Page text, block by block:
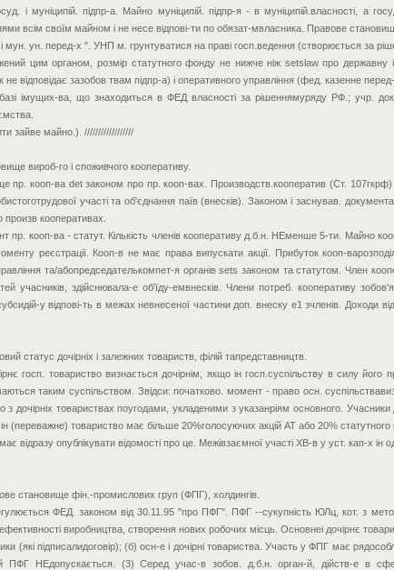
і муніципій. підпр-а. Майно муніципій. підпр-я - в муніципій.власності,
всім своїм майном і не несе відпові-ти по обязат-мвласника. Правове
мун. ун. перед-х ". УНП м. грунтуватися на праві госп.ведення (створюється за
цим органом, розмір статутного фонду не нижче ніж setslaw про
не відповідає зазобов твам підпр-а) і оперативного управління (фед. казенне перед-
імущих-ва, що знаходиться в ФЕД власності за рішеннямуряду РФ.; учр.
зайве майно.). //////////////////
вироб-го і споживчого кооперативу.
пр. кооп-ва det законом про пр. кооп-вах. Производств.кооператив (Ст.
участі та об'єднання паїв (внесків). Законом і заснував.
кооперативах.
пр. кооп-ва - статут. Кількість членів кооперативу д.б.н. НЕменше 5-ти. Майно
реєстрації. Кооп-в не має права випускати акції. Прибуток кооп-
та/абопредседателькомпет-я органів sets законом та статутом. Член
учасників, здійснювала-е об'їду-емвнесків. Члени потреб. кооперативу
у відпові-ть в межах невнесеної частини доп. внеску е1 зчленів.
статус дочірніх і залежних товариств, філій тапредставництв.
госп. товариство визнається дочірнім, якщо ін госп.суспільству в силу його
таким суспільством. Звідси: початково. момент - право осн.
з дочірніх товариствах поугодами, укладеними з указанріям основного.
(переважне) товариство має більше 20%голосуючих акцій АТ або 20%
відразу опублікувати відомості про це. Межівзаємної участі ХВ-в у уст. кап-х ін
становище фін.-промислових груп (ФПГ), холдингів.
ФЕД. законом від 30.11.95 "про ПФГ". ПФГ --сукупність ЮЛц, кот. з
виробництва, створення нових робочих місць. Основнеі дочірнє
(які підписалидоговір); (б) осн-е і дочірні товариства. Участь у ФПГ має
ПФГ НЕдопускається. (3) Серед учас-в зобов. д.б.н. орган-й, дійств-е в